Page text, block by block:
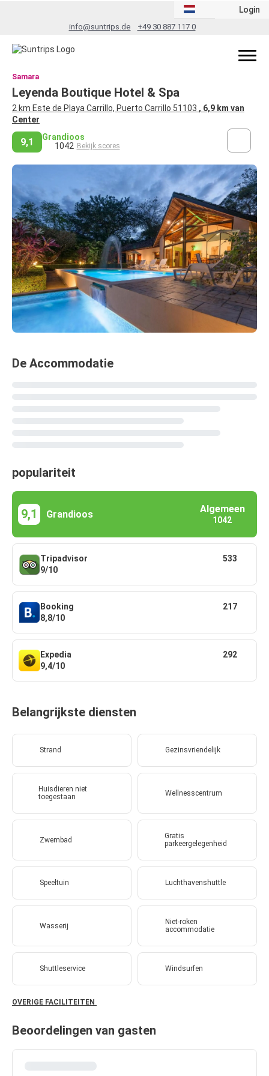
info@suntrips.de +49 30 887 117 0
Login
Samara
Leyenda Boutique Hotel & Spa
2 km Este de Playa Carrillo, Puerto Carrillo 51103 , 6,9 km van
Center
9,1
Grandioos
1042 Bekijk scores
De Accommodatie
populariteit
9,1 Grandioos Algemeen
1042
Tripadvisor
9/10
533
Booking
8,8/10
217
Expedia
9,4/10
292
Belangrijkste diensten
Strand Gezinsvriendelijk
Huisdieren niet
toegestaan
Wellnesscentrum
Zwembad
Gratis
parkeergelegenheid
Speeltuin Luchthavenshuttle
Wasserij
Niet-roken
accommodatie
Shuttleservice Windsurfen
OVERIGE FACILITEITEN
Beoordelingen van gasten